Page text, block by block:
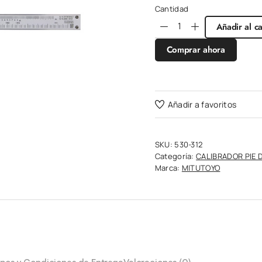
Cantidad
Añadir al
Comprar ahora
Añadir a favoritos
SKU: 530-312
Categoría:CALIBRADOR PIE
Marca: MITUTOYO